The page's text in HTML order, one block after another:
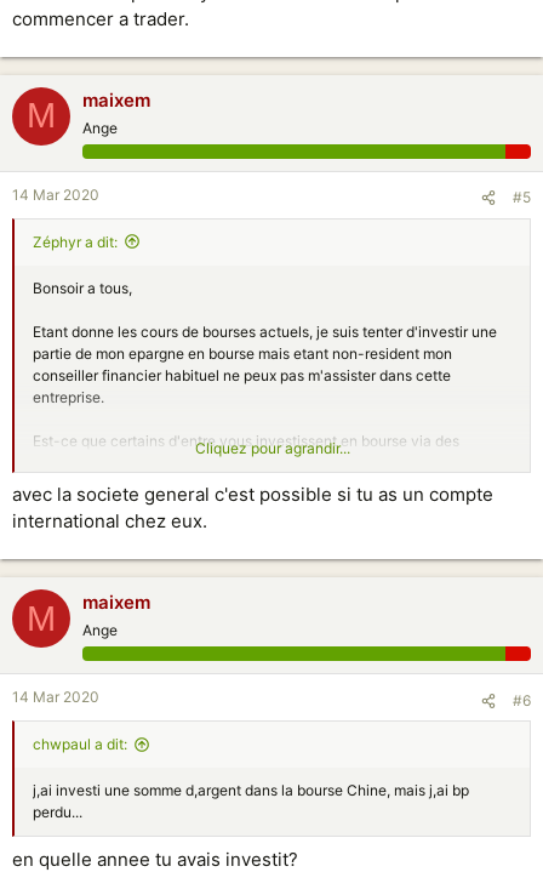
commencer a trader.
M maixem
Ange
14 Mar 2020 #5
Zéphyr a dit:
Bonsoir a tous,
Etant donne les cours de bourses actuels, je suis tenter d'investir une
partie de mon epargne en bourse mais etant non-resident mon
conseiller financier habituel ne peux pas m'assister dans cette
entreprise.
Est-ce que certains d'entre vous investissent en bourse via des
banques/plateformes en ligne? Je suis preneur de conseils et de
retours d'experience.
Z.
Cliquez pour agrandir...
avec la societe general c'est possible si tu as un compte
international chez eux.
M maixem
Ange
14 Mar 2020 #6
chwpaul a dit:
j,ai investi une somme d,argent dans la bourse Chine, mais j,ai bp
perdu...
en quelle annee tu avais investit?